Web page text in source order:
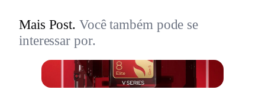
Mais Post. Você também pode se
interessar por.